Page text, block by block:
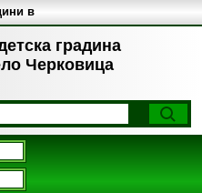
градина
Черковица
в